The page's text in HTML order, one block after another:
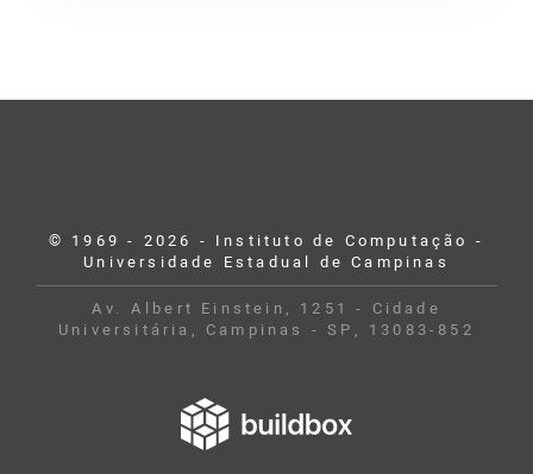
© 1969 - 2026 - Instituto de Computação -
Universidade Estadual de Campinas
Av. Albert Einstein, 1251 - Cidade
Universitária, Campinas - SP, 13083-852